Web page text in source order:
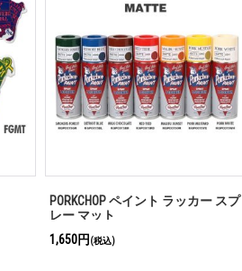
PORKCHOP ペイント ラッカー スプ
レー マット
1,650円 (税込)